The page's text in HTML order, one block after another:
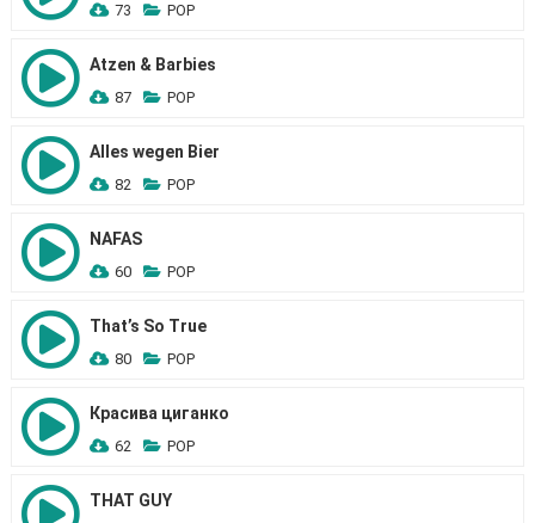
73 POP
Atzen & Barbies
87 POP
Alles wegen Bier
82 POP
NAFAS
60 POP
That’s So True
80 POP
Красива циганко
62 POP
THAT GUY